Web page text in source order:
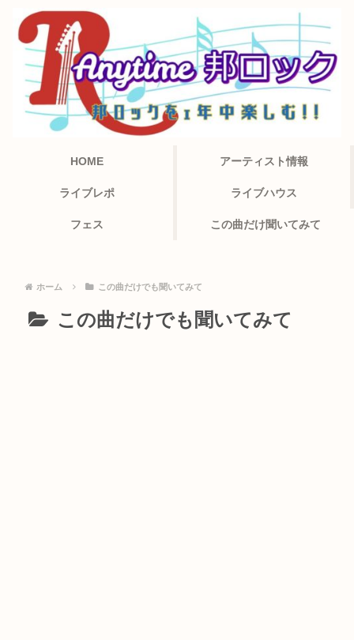
HOME アーティスト情報
ライブレポ ライブハウス
フェス この曲だけ聞いてみて
ホーム この曲だけでも聞いてみて
この曲だけでも聞いてみて